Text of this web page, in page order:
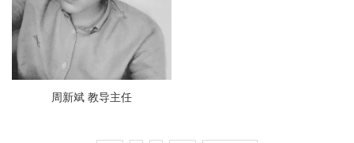
周新斌 教导主任